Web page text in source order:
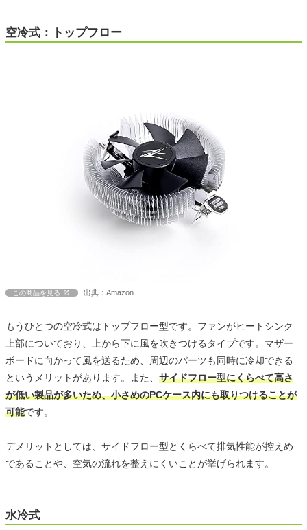
空冷式：トップフロー
この商品を見る 出典：Amazon
もうひとつの空冷式はトップフロー型です。ファンがヒートシンク
上部についており、上から下に風を吹きつけるタイプです。マザー
ボードに向かって風を送るため、周辺のパーツも同時に冷却できる
というメリットがあります。また、 サイドフロー型にくらべて高さ
が低い製品が多いため、小さめのPCケース内にも取りつけることが
可能です。
デメリットとしては、サイドフロー型とくらべて排気性能が控えめ
であることや、空気の流れを整えにくいことが挙げられます。
水冷式